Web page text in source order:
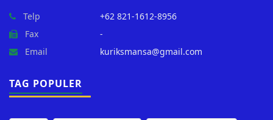
Telp
+62 821-1612-8956
Fax
-
Email
kuriksmansa@gmail.com
TAG POPULER